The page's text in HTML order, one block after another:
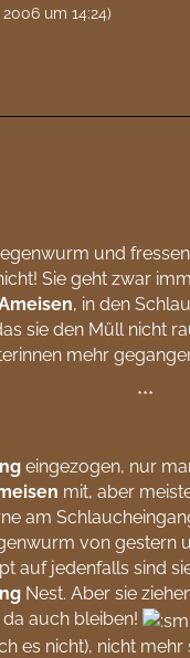
um 14:24)
und
Sie geht zwar
, in den
sie den Müll nicht
mehr
***
eingezogen, nur
mit, aber
am
von gestern
auf jedenfalls sind
Nest. Aber sie
auch bleiben!
es nicht), nicht